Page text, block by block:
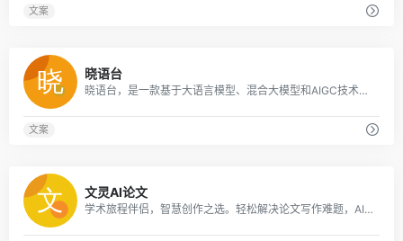
文案
晓语台
晓语台，是一款基于大语言模型、混合大模型和AIGC技术研发的智能创作平台。创作能力主要围绕营销文本的AI创作，覆盖了行业、平台、职业等不同场景500余款创作主题
文案
文灵AI论文
学术旅程伴侣，智慧创作之选。轻松解决论文写作难题，AI论文助您一键完成，仅需一杯咖啡时间，即可轻松问鼎学术*！